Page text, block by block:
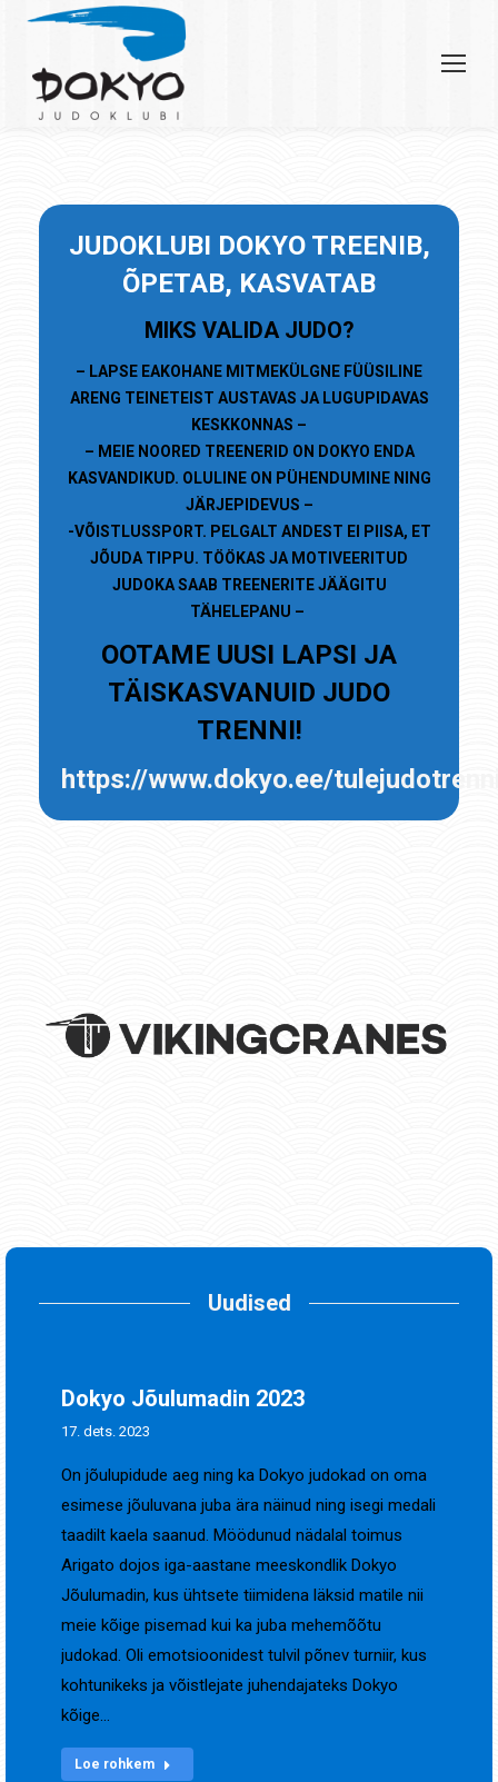
JUDOKLUBI DOKYO TREENIB,
ÕPETAB, KASVATAB
MIKS VALIDA JUDO?
– LAPSE EAKOHANE MITMEKÜLGNE FÜÜSILINE
ARENG TEINETEIST AUSTAVAS JA LUGUPIDAVAS
KESKKONNAS –
– MEIE NOORED TREENERID ON DOKYO ENDA
KASVANDIKUD. OLULINE ON PÜHENDUMINE NING
JÄRJEPIDEVUS –
-VÕISTLUSSPORT. PELGALT ANDEST EI PIISA, ET
JÕUDA TIPPU. TÖÖKAS JA MOTIVEERITUD
JUDOKA SAAB TREENERITE JÄÄGITU
TÄHELEPANU –
OOTAME UUSI LAPSI JA
TÄISKASVANUID JUDO
TRENNI!
https://www.dokyo.ee/
Uudised
Dokyo Jõulumadin 2023
17. dets. 2023
On jõulupidude aeg ning ka Dokyo judokad on oma
esimese jõuluvana juba ära näinud ning isegi medali
taadilt kaela saanud. Möödunud nädalal toimus
Arigato dojos iga-aastane meeskondlik Dokyo
Jõulumadin, kus ühtsete tiimidena läksid matile nii
meie kõige pisemad kui ka juba mehemõõtu
judokad. Oli emotsioonidest tulvil põnev turniir, kus
kohtunikeks ja võistlejate juhendajateks Dokyo
kõige…
Loe rohkem